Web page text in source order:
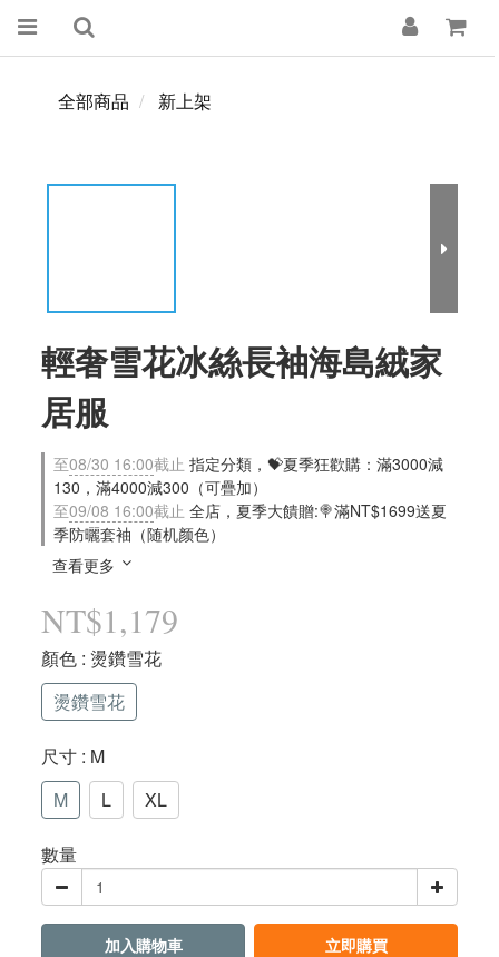
全部商品 新上架
輕奢雪花冰絲長袖海島絨家
居服
至08/30 16:00截止 指定分類，💝夏季狂歡購：滿3000減
130，滿4000減300（可疊加）
至09/08 16:00截止 全店，夏季大饋贈:🍭滿NT$1699送夏
季防曬套袖（随机颜色）
查看更多
NT$1,179
顏色 : 燙鑽雪花
燙鑽雪花
尺寸 : M
M
L XL
數量
加入購物車 立即購買